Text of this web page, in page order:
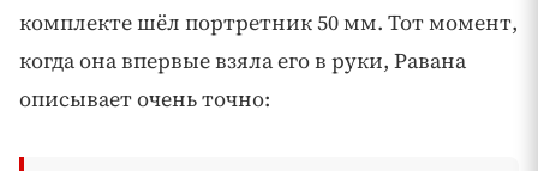
комплекте шёл портретник 50 мм. Тот момент,
когда она впервые взяла его в руки, Равана
описывает очень точно: